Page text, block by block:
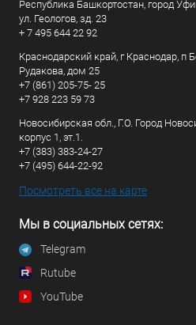
Республика Башкортостан, город
ул. Геологов, зд. 23
+ 7 495 644 22 92
Краснодарский край, г Краснодар, п
Рудакова, дом 25
+7 (861) 205-75- 25
+7 928 223 59 73
Новосибирская обл., Г.О. Город
корпус 1, эт.1.
+7 (383) 383-24-27
+7 (495) 644-22-92
Посмотреть все на карте
Мы в социальных сетях:
Telegram
Rutube
YouTube